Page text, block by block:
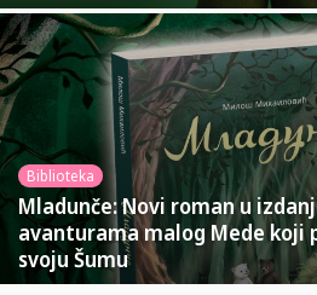
Biblioteka
Mladunče: Novi roman u
avanturama malog Mede koji
svoju Šumu